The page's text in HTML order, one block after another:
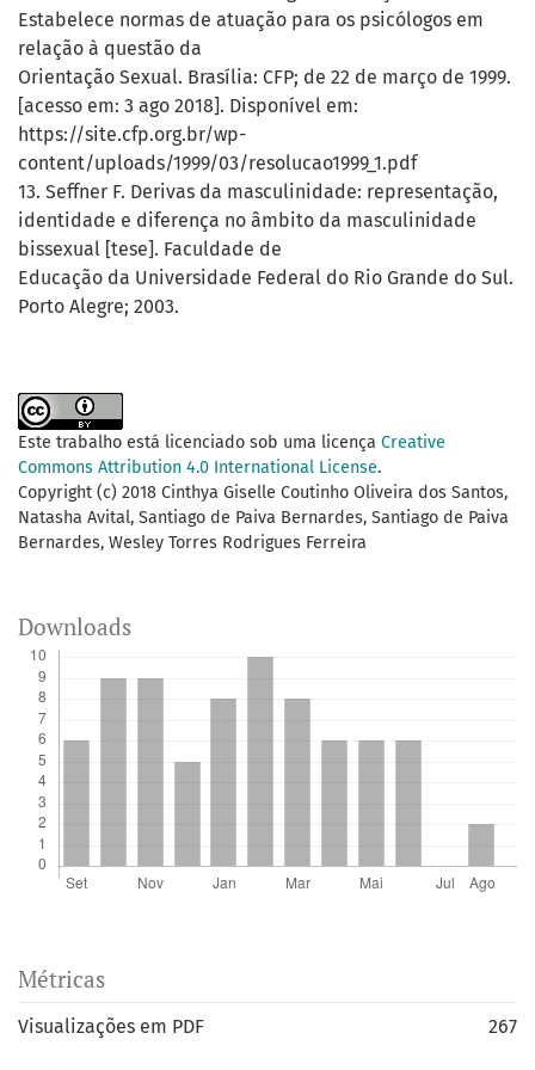
Estabelece normas de atuação para os psicólogos em
relação à questão da
Orientação Sexual. Brasília: CFP; de 22 de março de 1999.
[acesso em: 3 ago 2018]. Disponível em:
https://site.cfp.org.br/wp-
content/uploads/1999/03/resolucao1999_1.pdf
13. Seffner F. Derivas da masculinidade: representação,
identidade e diferença no âmbito da masculinidade
bissexual [tese]. Faculdade de
Educação da Universidade Federal do Rio Grande do Sul.
Porto Alegre; 2003.
Este trabalho está licenciado sob uma licença Creative
Commons Attribution 4.0 International License.
Copyright (c) 2018 Cinthya Giselle Coutinho Oliveira dos Santos,
Natasha Avital, Santiago de Paiva Bernardes, Santiago de Paiva
Bernardes, Wesley Torres Rodrigues Ferreira
Downloads
Métricas
Visualizações em PDF 267